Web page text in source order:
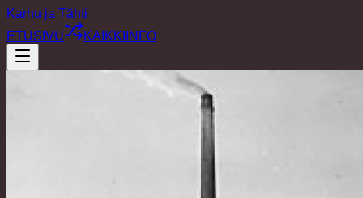
Karhu ja Tähti
ETUSIVU
KAIKKI INFO